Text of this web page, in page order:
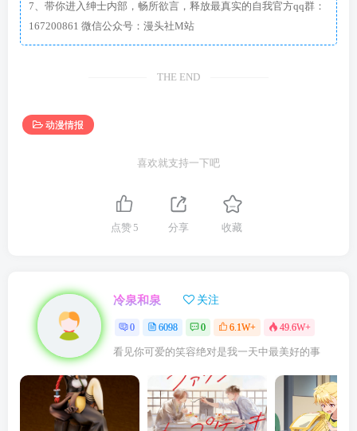
7、带你进入绅士内部，畅所欲言，释放最真实的自我官方qq群：
167200861 微信公众号：漫头社M站
THE END
动漫情报
喜欢就支持一下吧
点赞 5 分享 收藏
冷泉和泉 关注
0 6098 0 6.1W+ 49.6W+
看见你可爱的笑容绝对是我一天中最美好的事